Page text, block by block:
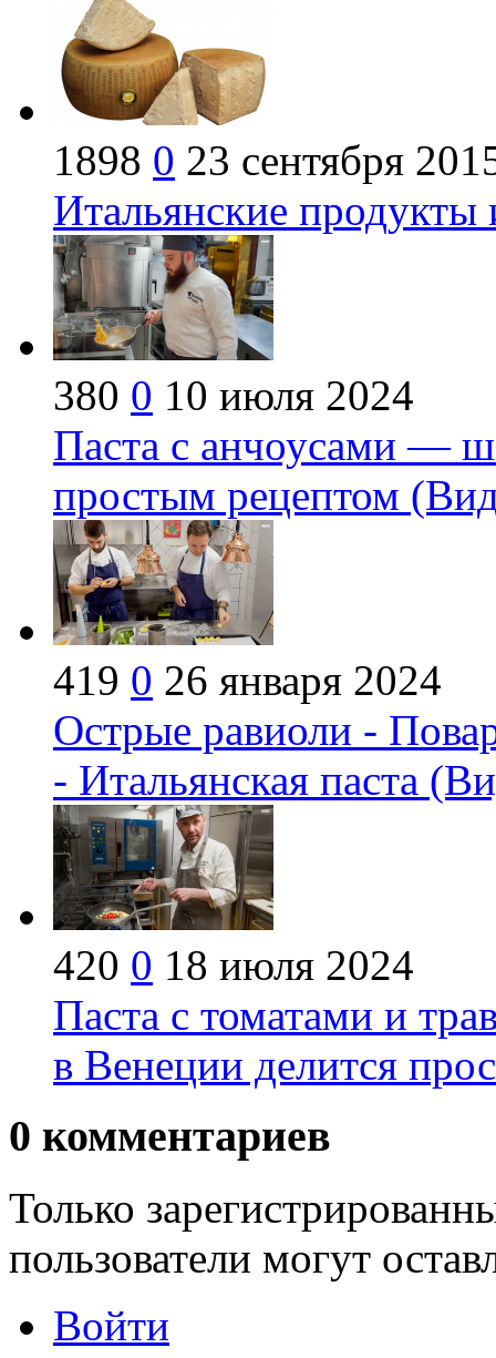
1898 0 23 сентября
Итальянские продукты
380 0 10 июля 2024
Паста с анчоусами —
простым рецептом
419 0 26 января 2024
Острые равиоли -
- Итальянская паста
420 0 18 июля 2024
Паста с томатами и
в Венеции делится
0 комментариев
Только
пользователи могут
Войти